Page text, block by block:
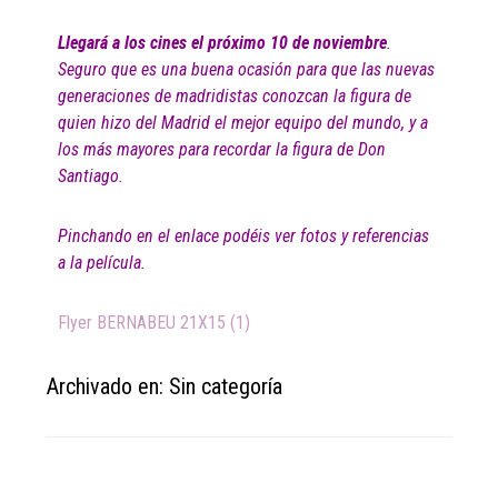
Llegará a los cines el próximo 10 de noviembre.
Seguro que es una buena ocasión para que las nuevas
generaciones de madridistas conozcan la figura de
quien hizo del Madrid el mejor equipo del mundo, y a
los más mayores para recordar la figura de Don
Santiago.
Pinchando en el enlace podéis ver fotos y referencias
a la película.
Flyer BERNABEU 21X15 (1)
Archivado en: Sin categoría